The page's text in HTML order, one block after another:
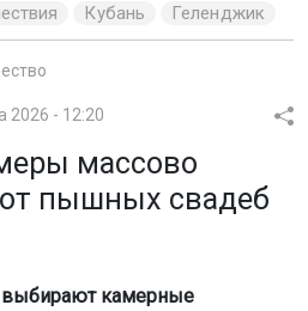
Кубань Геленджик
2026 - 12:20
массово
пышных свадеб
камерные